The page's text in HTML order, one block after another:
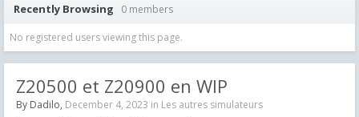
Recently Browsing 0 members
No registered users viewing this page.
Z20500 et Z20900 en WIP
By Dadilo, December 4, 2023 in Les autres simulateurs